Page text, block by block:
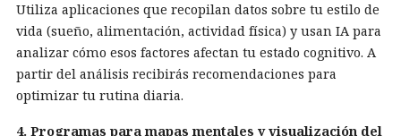
Utiliza aplicaciones que recopilan datos sobre tu estilo de
vida (sueño, alimentación, actividad física) y usan IA para
analizar cómo esos factores afectan tu estado cognitivo. A
partir del análisis recibirás recomendaciones para
optimizar tu rutina diaria.
4. Programas para mapas mentales y visualización del